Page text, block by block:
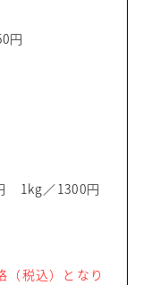
円
1kg／1300円
税込）となり